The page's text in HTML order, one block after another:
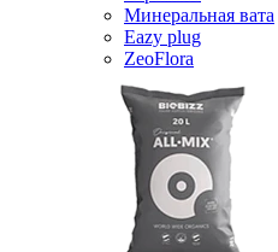
Минеральная вата
Eazy plug
ZeoFlora